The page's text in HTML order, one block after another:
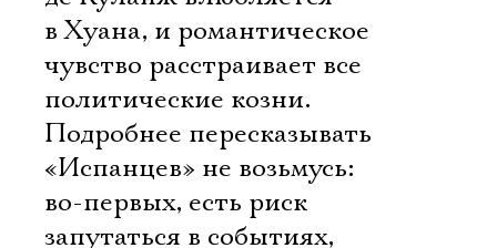
в Хуана, и романтическое
чувство расстраивает все
политические козни.
Подробнее пересказывать
«Испанцев» не возьмусь:
во-первых, есть риск
запутаться в событиях,